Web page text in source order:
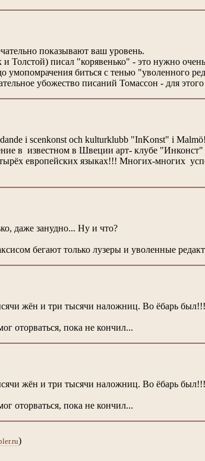
показывают ваш уровень.
Толстой) писал "корявенько" - это нужно
умопомрачения биться с тенью "уволенного
убожество писаний Томассон - для
i scenkonst och kulturklubb "InKonst" i
в известном в Швеции арт- клубе
европейских языках!!! Многих-многих
даже занудно... Ну и что?
бегают только лузеры и уволенные
жён и три тысячи наложниц. Во ёбарь
пока не кончил...
жён и три тысячи наложниц. Во ёбарь
пока не кончил...
)